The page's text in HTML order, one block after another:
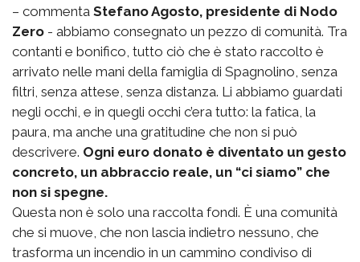
– commenta Stefano Agosto, presidente di Nodo
Zero - abbiamo consegnato un pezzo di comunità. Tra
contanti e bonifico, tutto ciò che è stato raccolto è
arrivato nelle mani della famiglia di Spagnolino, senza
filtri, senza attese, senza distanza. Li abbiamo guardati
negli occhi, e in quegli occhi c’era tutto: la fatica, la
paura, ma anche una gratitudine che non si può
descrivere. Ogni euro donato è diventato un gesto
concreto, un abbraccio reale, un “ci siamo” che
non si spegne.
Questa non è solo una raccolta fondi. È una comunità
che si muove, che non lascia indietro nessuno, che
trasforma un incendio in un cammino condiviso di